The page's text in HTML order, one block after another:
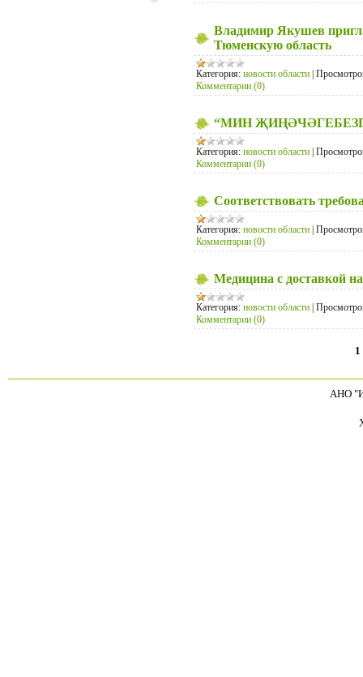
Владимир Якушев
Тюменскую область
Категория: новости области
Комментарии (0)
“МИН
Категория: новости области
Комментарии (0)
Соответствовать
Категория: новости области
Комментарии (0)
Медицина с доставкой
Категория: новости области
Комментарии (0)
1
АНО